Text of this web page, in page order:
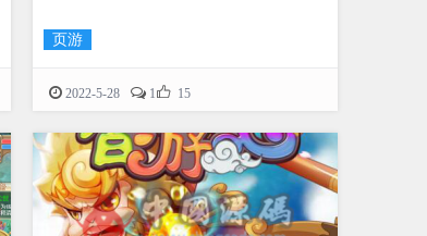
页游
2022-5-28 1 15